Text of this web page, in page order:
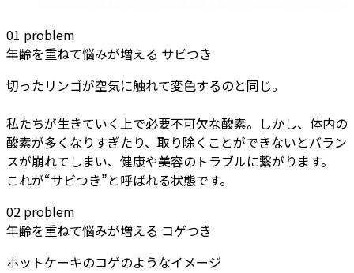
01 problem
年齢を重ねて悩みが増える サビつき
切ったリンゴが空気に触れて変色するのと同じ。
私たちが生きていく上で必要不可欠な酸素。しかし、体内の
酸素が多くなりすぎたり、取り除くことができないとバラン
スが崩れてしまい、健康や美容のトラブルに繋がります。
これが“サビつき”と呼ばれる状態です。
02 problem
年齢を重ねて悩みが増える コゲつき
ホットケーキのコゲのようなイメージ